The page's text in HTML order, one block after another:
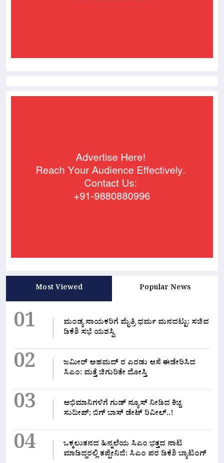
Most Viewed Popular News
01
ಮಂಡ್ಯ ನಾಯಕರಿಗೆ ಮೈತ್ರಿ ಧರ್ಮ ಮನದಟ್ಟು: ಸಚಿವ
ಡಿಕೆಶಿ ಸಭೆ ಯಶಸ್ವಿ
02
ಜಮೀರ್ ಅಹಮದ್ ರ ಎರಡು ಆಸೆ ಈಡೇರಿಸಿದ
ಸಿಎಂ: ಮತ್ತೆ ಚಿಗುರಿತೇ ದೋಸ್ತಿ
03
ಅಭಿಮಾನಿಗಳಿಗೆ ಗುಡ್ ನ್ಯೂಸ್ ನೀಡಿದ ಕಿಚ್ಚ
ಸುದೀಪ್; ಬಿಗ್ ಬಾಸ್ ಡೇಟ್ ರಿವೀಲ್..!
04
ಒಕ್ಕಲುತನದ ಹಿನ್ನಲೆಯ ಸಿಎಂ ಭತ್ತದ ನಾಟಿ
ಮಾಡಿದ್ದರಲ್ಲಿ‌ ತಪ್ಪೇನಿದೆ: ಸಿಎಂ ಪರ ಡಿಕೆಶಿ ಬ್ಯಾಟಿಂಗ್